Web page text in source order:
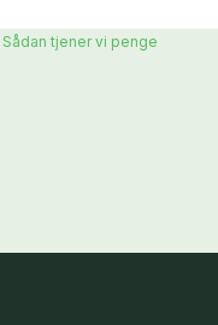
Sådan tjener vi penge